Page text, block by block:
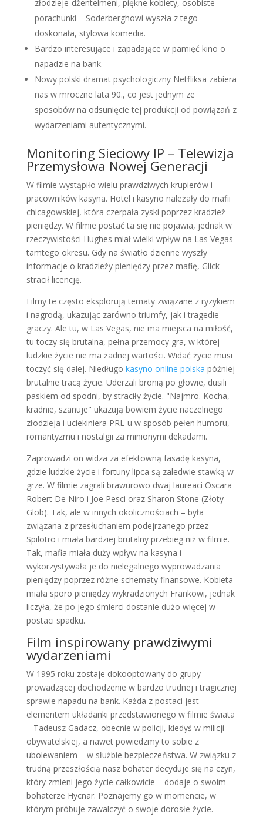
złodzieje-dżentelmeni, piękne kobiety, osobiste
porachunki – Soderberghowi wyszła z tego
doskonała, stylowa komedia.
Bardzo interesujące i zapadające w pamięć kino o
napadzie na bank.
Nowy polski dramat psychologiczny Netfliksa zabiera
nas w mroczne lata 90., co jest jednym ze
sposobów na odsunięcie tej produkcji od powiązań z
wydarzeniami autentycznymi.
Monitoring Sieciowy IP – Telewizja
Przemysłowa Nowej Generacji
W filmie wystąpiło wielu prawdziwych krupierów i
pracowników kasyna. Hotel i kasyno należały do mafii
chicagowskiej, która czerpała zyski poprzez kradzież
pieniędzy. W filmie postać ta się nie pojawia, jednak w
rzeczywistości Hughes miał wielki wpływ na Las Vegas
tamtego okresu. Gdy na światło dzienne wyszły
informacje o kradzieży pieniędzy przez mafię, Glick
stracił licencję.
Filmy te często eksplorują tematy związane z ryzykiem
i nagrodą, ukazując zarówno triumfy, jak i tragedie
graczy. Ale tu, w Las Vegas, nie ma miejsca na miłość,
tu toczy się brutalna, pełna przemocy gra, w której
ludzkie życie nie ma żadnej wartości. Widać życie musi
toczyć się dalej. Niedługo kasyno online polska później
brutalnie tracą życie. Uderzali bronią po głowie, dusili
paskiem od spodni, by straciły życie. "Najmro. Kocha,
kradnie, szanuje" ukazują bowiem życie naczelnego
złodzieja i uciekiniera PRL-u w sposób pełen humoru,
romantyzmu i nostalgii za minionymi dekadami.
Zaprowadzi on widza za efektowną fasadę kasyna,
gdzie ludzkie życie i fortuny lipca są zaledwie stawką w
grze. W filmie zagrali brawurowo dwaj laureaci Oscara
Robert De Niro i Joe Pesci oraz Sharon Stone (Złoty
Glob). Tak, ale w innych okolicznościach – była
związana z przesłuchaniem podejrzanego przez
Spilotro i miała bardziej brutalny przebieg niż w filmie.
Tak, mafia miała duży wpływ na kasyna i
wykorzystywała je do nielegalnego wyprowadzania
pieniędzy poprzez różne schematy finansowe. Kobieta
miała sporo pieniędzy wykradzionych Frankowi, jednak
liczyła, że po jego śmierci dostanie dużo więcej w
postaci spadku.
Film inspirowany prawdziwymi
wydarzeniami
W 1995 roku zostaje dokooptowany do grupy
prowadzącej dochodzenie w bardzo trudnej i tragicznej
sprawie napadu na bank. Każda z postaci jest
elementem układanki przedstawionego w filmie świata
– Tadeusz Gadacz, obecnie w policji, kiedyś w milicji
obywatelskiej, a nawet powiedzmy to sobie z
ubolewaniem – w służbie bezpieczeństwa. W związku z
trudną przeszłością nasz bohater decyduje się na czyn,
który zmieni jego życie całkowicie – dodaje o swoim
bohaterze Hycnar. Poznajemy go w momencie, w
którym próbuje zawalczyć o swoje dorosłe życie.